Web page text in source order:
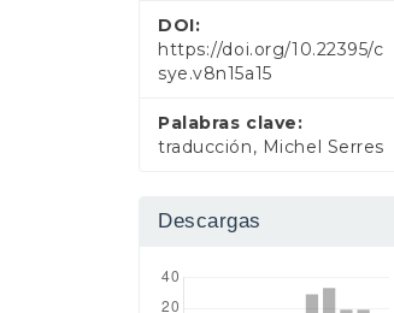
DOI:
https://doi.org/10.22395/c
sye.v8n15a15
Palabras clave:
traducción, Michel Serres
Descargas